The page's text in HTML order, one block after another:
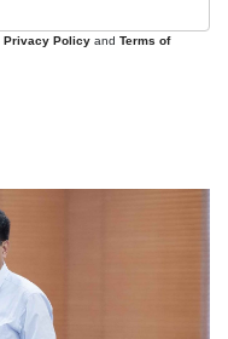
Privacy Policy and Terms of